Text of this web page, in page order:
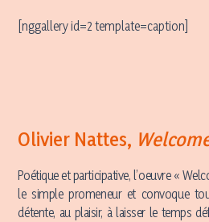
[nggallery id=2 template=caption]
Olivier Nattes,
Poétique et participative, l’oeuvre «
le simple promeneur et convoque
détente, au plaisir, à laisser le temps